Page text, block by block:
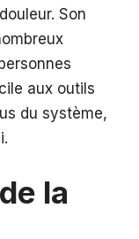
Son
aux outils
du système,
la